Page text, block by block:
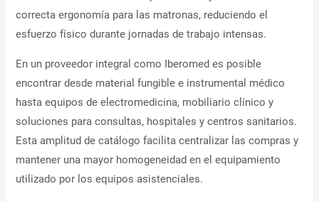
correcta ergonomía para las matronas, reduciendo el
esfuerzo físico durante jornadas de trabajo intensas.
En un proveedor integral como Iberomed es posible
encontrar desde material fungible e instrumental médico
hasta equipos de electromedicina, mobiliario clínico y
soluciones para consultas, hospitales y centros sanitarios.
Esta amplitud de catálogo facilita centralizar las compras y
mantener una mayor homogeneidad en el equipamiento
utilizado por los equipos asistenciales.